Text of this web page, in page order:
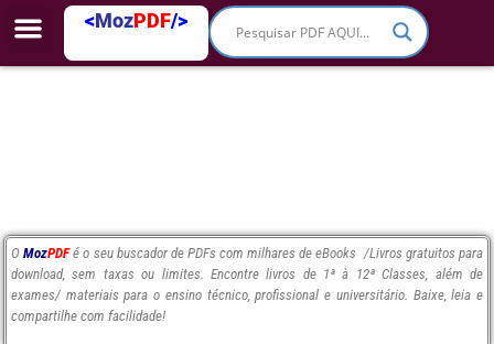
<MozPDF/>
OMozPDF é o seu buscador de PDFs com milhares de eBooks /Livros gratuitos para
download, sem taxas ou limites. Encontre livros de 1ª à 12ª Classes, além de
exames/ materiais para o ensino técnico, profissional e universitário. Baixe, leia e
compartilhe com facilidade!